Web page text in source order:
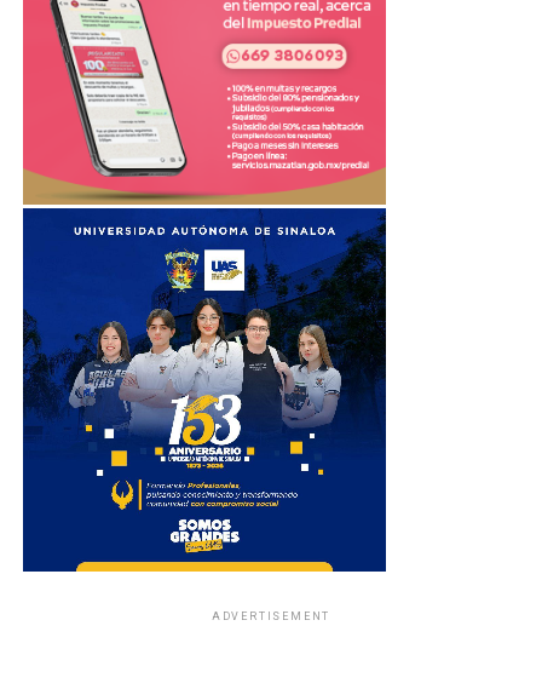
ADVERTISEMENT